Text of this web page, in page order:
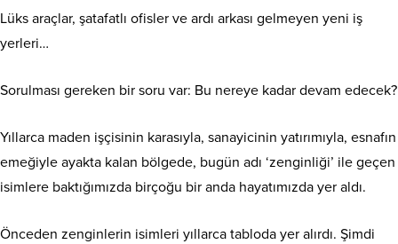
Lüks araçlar, şatafatlı ofisler ve ardı arkası gelmeyen yeni iş
yerleri…
Sorulması gereken bir soru var: Bu nereye kadar devam edecek?
Yıllarca maden işçisinin karasıyla, sanayicinin yatırımıyla, esnafın
emeğiyle ayakta kalan bölgede, bugün adı ‘zenginliği’ ile geçen
isimlere baktığımızda birçoğu bir anda hayatımızda yer aldı.
Önceden zenginlerin isimleri yıllarca tabloda yer alırdı. Şimdi